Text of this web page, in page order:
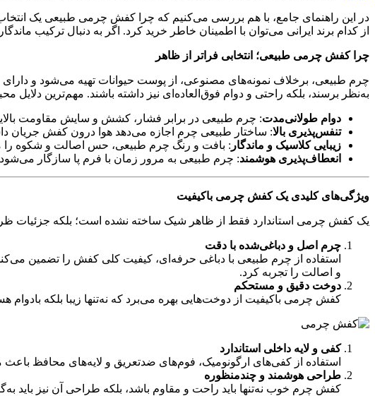
در این راهنمای جامع، با هم بررسی می‌کنیم که چرا کفش چرمی طبیعی یک
از کدام برند ایرانی می‌توان با اطمینان خاطر خرید کرد. اگر به دنبال ترکیب
چرا کفش چرمی طبیعی؛ انتخابی فراتر از ظاهر
چرم طبیعی، برخلاف نمونه‌های مصنوعی، از پوست حیوانات تهیه می‌شود و
به‌نظر برسند، بلکه راحتی و دوام فوق‌العاده‌ای نیز داشته باشند. مهم‌ترین
دوام طولانی‌مدت: چرم طبیعی در برابر فشار، کشش و سایش مقاومت
تنفس‌پذیری بالا: ساختار طبیعی چرم اجازه می‌دهد هوا درون کفش جریان
زیبایی کلاسیک و ماندگار : بافت و رنگ چرم طبیعی، حس اصالت و شکوه را
انعطاف‌پذیری هوشمند: چرم طبیعی به مرور زمان با فرم پا سازگار
ویژگی‌های کلیدی یک کفش چرمی باکیفیت
یک کفش چرمی استاندارد فقط از ظاهر شیک ساخته نشده است؛ بلکه جزئیات
چرم اصل و دباغی‌شده با دقت
استفاده از چرم طبیعی با دباغی حرفه‌ای، کیفیت کلی کفش را تضمین
و اصالت را تجربه کرد.
دوخت دقیق و مستحکم
کفش چرمی باکیفیت از دوخت‌هایی بهره می‌برد که نه‌تنها زیبا بلکه
کفی و لایه داخلی استاندارد
استفاده از کفی‌های ارگونومیک، فوم‌های ضدتعریق و لایه‌های محافظ
طراحی هوشمند و چندمنظوره
کفش چرم خوب نه‌تنها باید راحت و مقاوم باشد، بلکه طراحی آن نیز